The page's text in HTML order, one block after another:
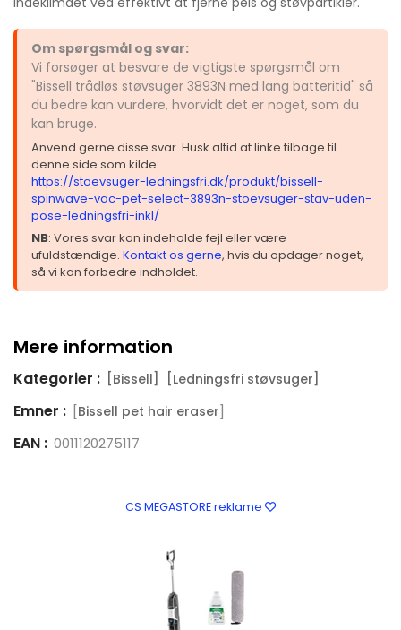
Om spørgsmål og svar:
Vi forsøger at besvare de vigtigste spørgsmål om
"Bissell trådløs støvsuger 3893N med lang batteritid" så
du bedre kan vurdere, hvorvidt det er noget, som du
kan bruge.
Anvend gerne disse svar. Husk altid at linke tilbage til
denne side som kilde:
https://stoevsuger-ledningsfri.dk/produkt/bissell-
spinwave-vac-pet-select-3893n-stoevsuger-stav-uden-
pose-ledningsfri-inkl/
NB: Vores svar kan indeholde fejl eller være
ufuldstændige. Kontakt os gerne, hvis du opdager noget,
så vi kan forbedre indholdet.
Mere information
Kategorier : [Bissell] [Ledningsfri støvsuger]
Emner : [Bissell pet hair eraser]
EAN : 0011120275117
CS MEGASTORE reklame